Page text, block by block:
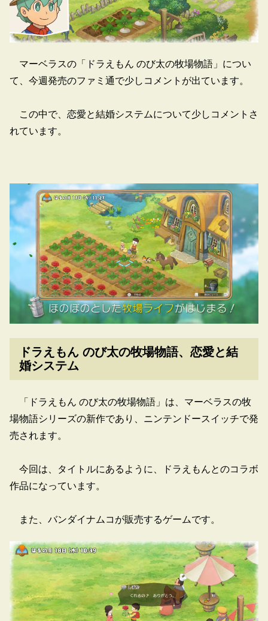
マーベラスの「ドラえもん のび太の牧場物語」につい
て、今週発売のファミ通で少しコメントが出ています。
この中で、恋愛と結婚システムについて少しコメントさ
れています。
ドラえもん のび太の牧場物語、恋愛と結
婚システム
「ドラえもん のび太の牧場物語」は、マーベラスの牧
場物語シリーズの新作であり、ニンテンドースイッチで発
売されます。
今回は、タイトルにあるように、ドラえもんとのコラボ
作品になっています。
また、バンダイナムコが販売するゲームです。